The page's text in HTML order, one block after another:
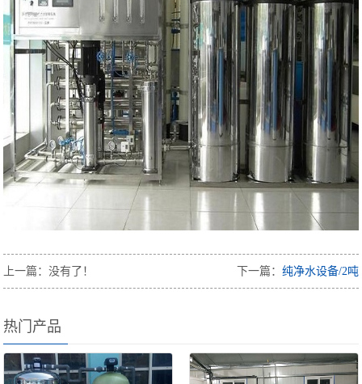
上一篇：没有了！ 下一篇： 纯净水设备/2吨
热门产品